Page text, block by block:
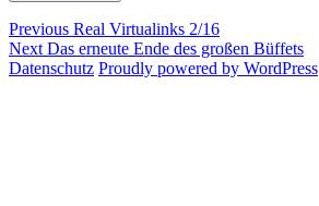
Post
navigation
Previous Previous
post:
Real Virtualinks 2/16
Next Next
post:
Das erneute Ende des großen Büffets
Datenschutz Proudly powered by WordPress